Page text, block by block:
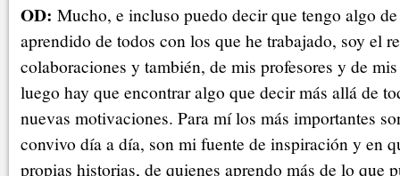
OD: Mucho, e incluso puedo decir que tengo algo
aprendido de todos con los que he trabajado, soy el
colaboraciones y también, de mis profesores y de
luego hay que encontrar algo que decir más allá de
nuevas motivaciones. Para mí los más importantes
convivo día a día, son mi fuente de inspiración y en
propias historias, de quienes aprendo más de lo que